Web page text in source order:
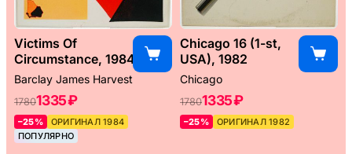
Victims Of
Circumstance, 1984
Barclay James Harvest
17801335 ₽
–25%
ОРИГИНАЛ 1984
ПОПУЛЯРНО
Chicago 16 (1-st,
USA), 1982
Chicago
17801335 ₽
–25% ОРИГИНАЛ 1982